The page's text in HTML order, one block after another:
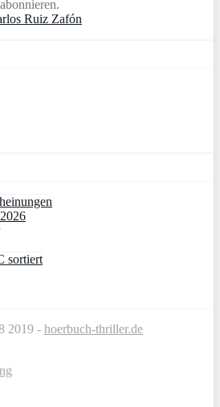
abonnieren.
Ruiz Zafón
sortiert
2019 - hoerbuch-thriller.de